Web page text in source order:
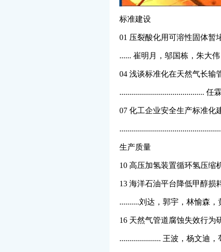
标准建设
01 压裂酸化用可溶性固体暂
...... 崔明月，邬国栋，朱大
04 浅谈标准化在天然气长输
...........................................
07 化工企业安全生产标准化
生产质量
10 高压加氢装置循环氢压缩
13 海洋石油平台降低甲醇损
..........刘达，郭宇，林愉森
16 天然气管道腐蚀失效行为
..................... 王波，杨文迪